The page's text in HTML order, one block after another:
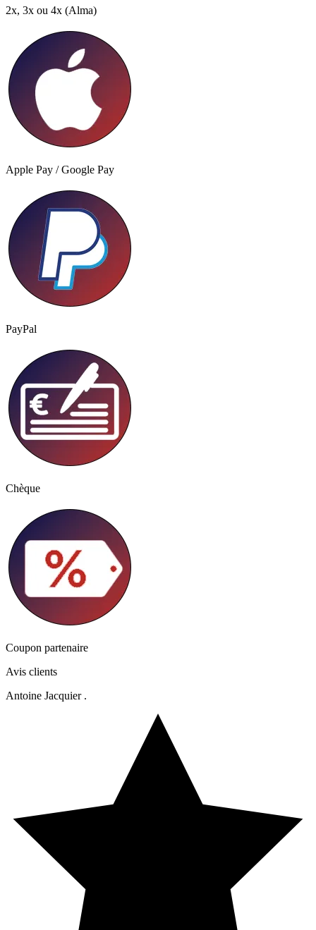
2x, 3x ou 4x (Alma)
Apple Pay / Google Pay
PayPal
Chèque
Coupon partenaire
Avis clients
Antoine Jacquier .